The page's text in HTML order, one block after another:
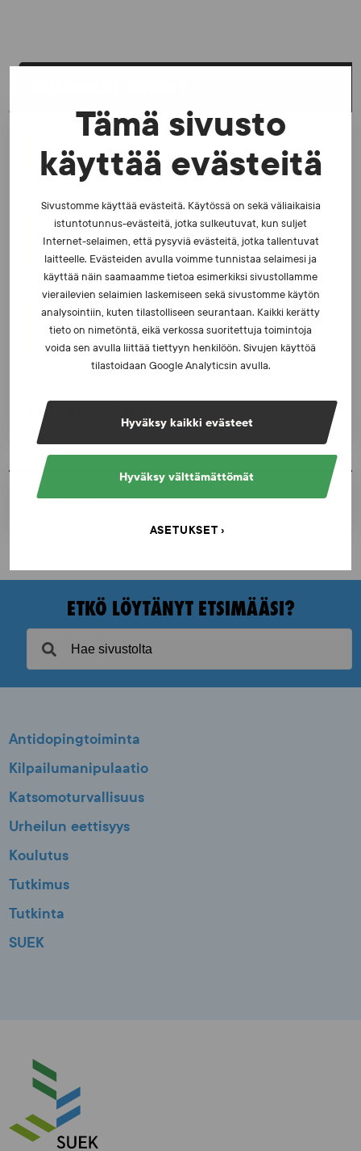
Tämä sivusto
käyttää evästeitä
Sivustomme käyttää evästeitä. Käytössä on sekä väliaikaisia
istuntotunnus-evästeitä, jotka sulkeutuvat, kun suljet
Internet-selaimen, että pysyviä evästeitä, jotka tallentuvat
laitteelle. Evästeiden avulla voimme tunnistaa selaimesi ja
käyttää näin saamaamme tietoa esimerkiksi sivustollamme
vierailevien selaimien laskemiseen sekä sivustomme käytön
analysointiin, kuten tilastolliseen seurantaan. Kaikki kerätty
tieto on nimetöntä, eikä verkossa suoritettuja toimintoja
voida sen avulla liittää tiettyyn henkilöön. Sivujen käyttöä
tilastoidaan Google Analyticsin avulla.
Hyväksy kaikki evästeet
Hyväksy välttämättömät
ASETUKSET
Iljukov SUEKin lääketieteelliseksi asiantuntijaksi
UUTISET - 16.7.2026
Dopingrikkomuspäätösten julkistaminen: kysymyksiä
ja vastauksia EUT:n ratkaisusta
UUTISET - 30.6.2026
SUEKin sivuilla uusi blogisarja urheilun ja
väkivaltaisten alakulttuurien suhteesta
KATSO AJANKOHTAISET
TULOSTA SIVU
ETKÖ LÖYTÄNYT ETSIMÄÄSI?
Antidopingtoiminta
Kilpailumanipulaatio
Katsomoturvallisuus
Urheilun eettisyys
Koulutus
Tutkimus
Tutkinta
SUEK